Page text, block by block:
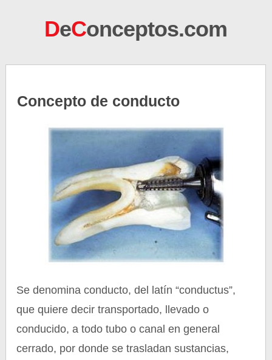
DeConceptos.com
Concepto de conducto
Se denomina conducto, del latín “conductus”,
que quiere decir transportado, llevado o
conducido, a todo tubo o canal en general
cerrado, por donde se trasladan sustancias,